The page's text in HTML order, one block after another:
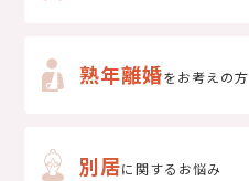
熟年離婚をお考えの方
別居に関するお悩み